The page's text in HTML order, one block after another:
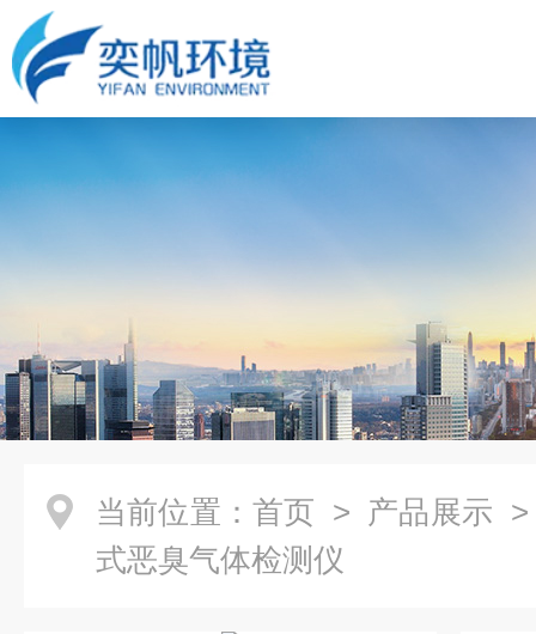
当前位置： 首页 > 产品展示
式恶臭气体检测仪